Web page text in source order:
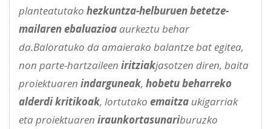
planteatutako hezkuntza-helburuen betetze-
mailarenebaluazioa aurkeztu behar
da.Baloratuko da amaierako balantze bat egitea,
non parte-hartzaileen iritziakjasotzen diren, baita
proiektuaren indarguneak, hobetu beharreko
alderdi kritikoak, lortutako emaitza ukigarriak
eta proiektuaren iraunkortasunariburuzko